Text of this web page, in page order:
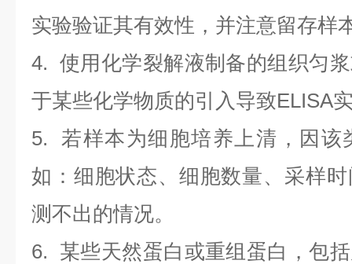
实验验证其有效性，并注意留存样
4. 使用化学裂解液制备的组织匀
于某些化学物质的引入导致ELISA
5. 若样本为细胞培养上清，因该
如：细胞状态、细胞数量、采样
测不出的情况。
6. 某些天然蛋白或重组蛋白，包